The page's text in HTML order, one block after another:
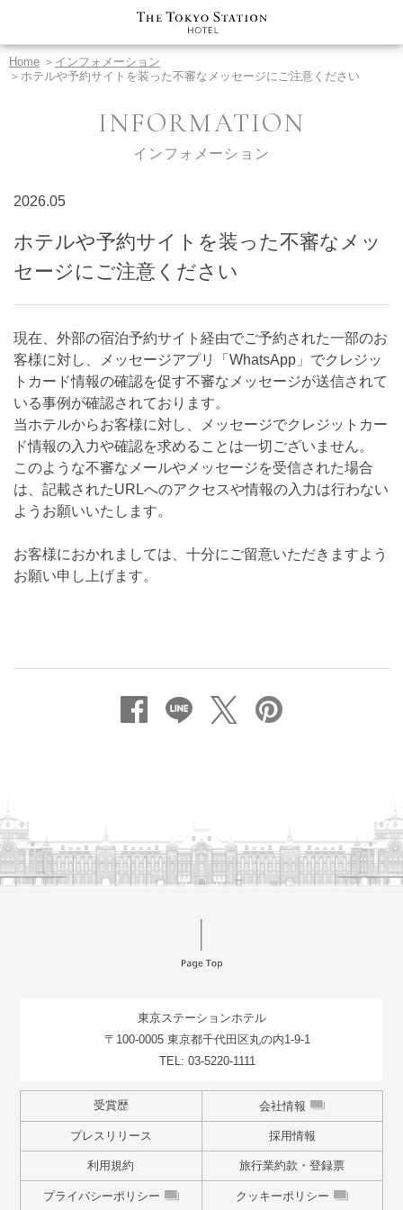
Home ＞ インフォメーション
＞ホテルや予約サイトを装った不審なメッセージにご注意ください
INFORMATION
インフォメーション
2026.05
ホテルや予約サイトを装った不審なメッ
セージにご注意ください
現在、外部の宿泊予約サイト経由でご予約された一部のお
客様に対し、メッセージアプリ「WhatsApp」でクレジッ
トカード情報の確認を促す不審なメッセージが送信されて
いる事例が確認されております。
当ホテルからお客様に対し、メッセージでクレジットカー
ド情報の入力や確認を求めることは一切ございません。
このような不審なメールやメッセージを受信された場合
は、記載されたURLへのアクセスや情報の入力は行わない
ようお願いいたします。
お客様におかれましては、十分にご留意いただきますよう
お願い申し上げます。
東京ステーションホテル
〒100-0005 東京都千代田区丸の内1-9-1
TEL: 03-5220-1111
受賞歴 会社情報
プレスリリース 採用情報
利用規約 旅行業約款・登録票
プライバシーポリシー クッキーポリシー